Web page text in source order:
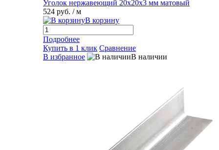
Уголок нержавеющий 20х20х3 мм матовый
524 руб. / м
В корзину
Подробнее
Купить в 1 клик Сравнение
В избранное
В наличии